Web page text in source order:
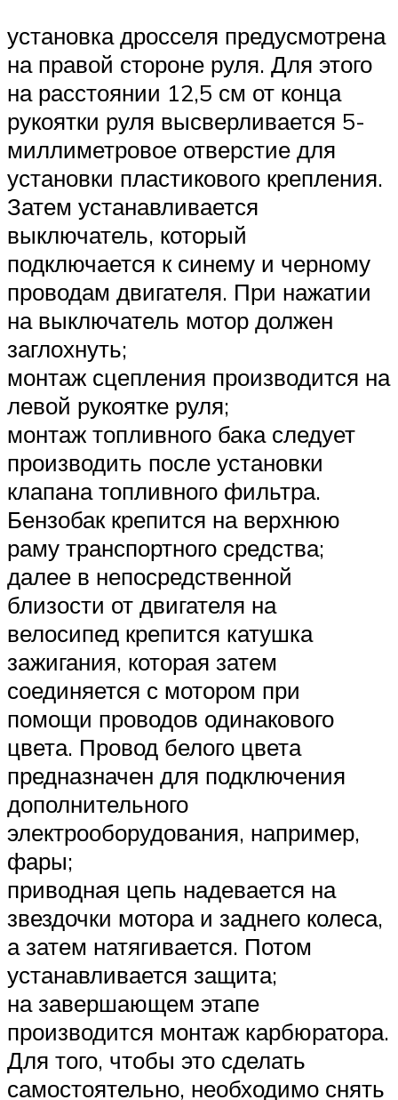
установка дросселя предусмотрена
на правой стороне руля. Для этого
на расстоянии 12,5 см от конца
рукоятки руля высверливается 5-
миллиметровое отверстие для
установки пластикового крепления.
Затем устанавливается
выключатель, который
подключается к синему и черному
проводам двигателя. При нажатии
на выключатель мотор должен
заглохнуть;
монтаж сцепления производится на
левой рукоятке руля;
монтаж топливного бака следует
производить после установки
клапана топливного фильтра.
Бензобак крепится на верхнюю
раму транспортного средства;
далее в непосредственной
близости от двигателя на
велосипед крепится катушка
зажигания, которая затем
соединяется с мотором при
помощи проводов одинакового
цвета. Провод белого цвета
предназначен для подключения
дополнительного
электрооборудования, например,
фары;
приводная цепь надевается на
звездочки мотора и заднего колеса,
а затем натягивается. Потом
устанавливается защита;
на завершающем этапе
производится монтаж карбюратора.
Для того, чтобы это сделать
самостоятельно, необходимо снять